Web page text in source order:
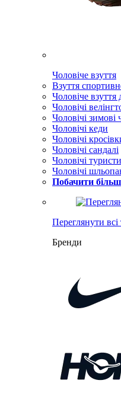
Чоловіче взуття
Взуття
Чоловіче взуття
Чоловічі
Чоловічі зимові
Чоловічі кеди
Чоловічі
Чоловічі сандалі
Чоловічі
Чоловічі
Побачити
Переглянути всі
Бренди